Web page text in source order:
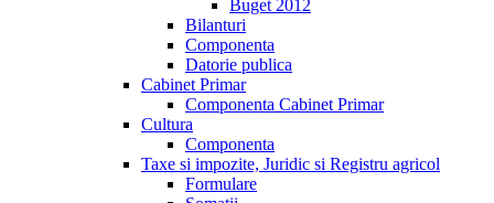
Buget 2012
Bilanturi
Componenta
Datorie publica
Cabinet Primar
Componenta Cabinet Primar
Cultura
Componenta
Taxe si impozite, Juridic si Registru agricol
Formulare